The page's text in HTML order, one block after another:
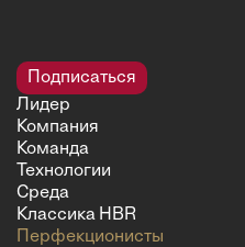
Подписаться
Лидер
Компания
Команда
Технологии
Среда
Классика HBR
Перфекционисты